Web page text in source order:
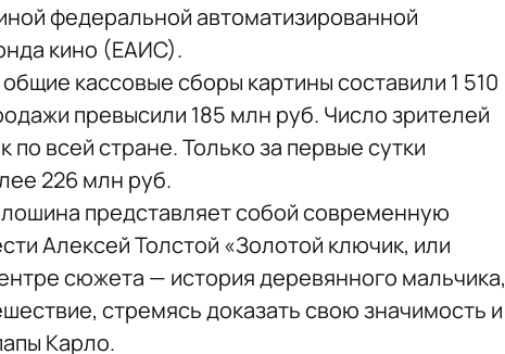
федеральной автоматизированной
кино (ЕАИС).
кассовые сборы картины составили 1 510
превысили 185 млн руб. Число зрителей
по всей стране. Только за первые сутки
226 млн руб.
представляет собой современную
Алексей Толстой «Золотой ключик, или
сюжета — история деревянного мальчика,
стремясь доказать свою значимость и
Карло.